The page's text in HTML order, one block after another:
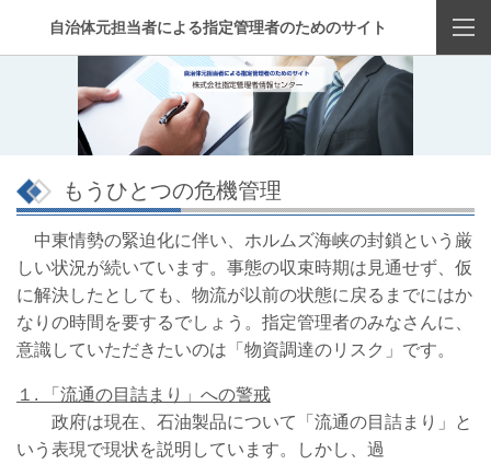
自治体元担当者による指定管理者のためのサイト
もうひとつの危機管理
中東情勢の緊迫化に伴い、ホルムズ海峡の封鎖という厳
しい状況が続いています。事態の収束時期は見通せず、仮
に解決したとしても、物流が以前の状態に戻るまでにはか
なりの時間を要するでしょう。指定管理者のみなさんに、
意識していただきたいのは「物資調達のリスク」です。
１ .
「流通の目詰まり」への警戒
政府は現在、石油製品について「流通の目詰まり」と
いう表現で現状を説明しています。しかし、過